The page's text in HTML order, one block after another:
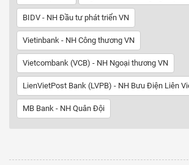
BIDV - NH Đầu tư phát triển VN
Vietinbank - NH Công thương VN
Vietcombank (VCB) - NH Ngoại thương VN
LienVietPost Bank (LVPB) - NH Bưu Điện Liên
MB Bank - NH Quân Đội